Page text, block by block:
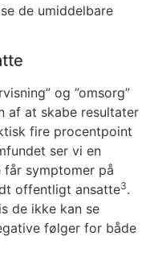
de umiddelbare
og ”omsorg”
af at skabe resultater
fire procentpoint
ser vi en
symptomer på
offentligt ansatte3.
de ikke kan se
følger for både